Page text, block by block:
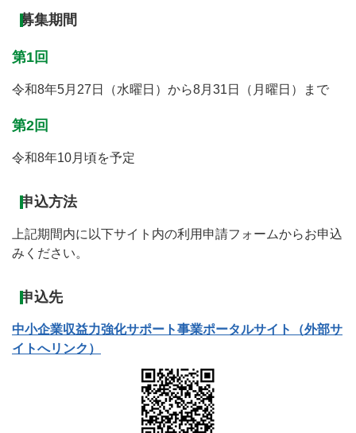
募集期間
第1回
令和8年5月27日（水曜日）から8月31日（月曜日）まで
第2回
令和8年10月頃を予定
申込方法
上記期間内に以下サイト内の利用申請フォームからお申込
みください。
申込先
中小企業収益力強化サポート事業ポータルサイト（外部サ
イトへリンク）